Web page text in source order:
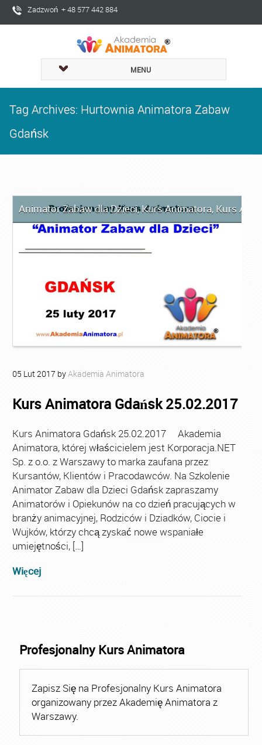
Zadzwoń + 48 577 442 884
MENU
Tag Archives: Hurtownia Animatora Zabaw
Gdańsk
Animator Zabaw dla Dzieci,Kurs Animatora, Kurs
05 Lut 2017 byAkademia Animatora
Kurs Animatora Gdańsk 25.02.2017
Kurs Animatora Gdańsk 25.02.2017 Akademia
Animatora, której właścicielem jest Korporacja.NET
Sp. z o.o. z Warszawy to marka zaufana przez
Kursantów, Klientów i Pracodawców. Na Szkolenie
Animator Zabaw dla Dzieci Gdańsk zapraszamy
Animatorów i Opiekunów na co dzień pracujących w
branży animacyjnej, Rodziców i Dziadków, Ciocie i
Wujków, którzy chcą zyskać nowe wspaniałe
umiejętności, […]
Więcej
Profesjonalny Kurs Animatora
Zapisz Się na Profesjonalny Kurs Animatora
organizowany przez Akademię Animatora z
Warszawy.